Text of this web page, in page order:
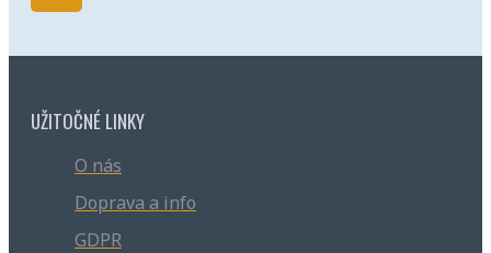
UŽITOČNÉ LINKY
O nás
Doprava a info
GDPR